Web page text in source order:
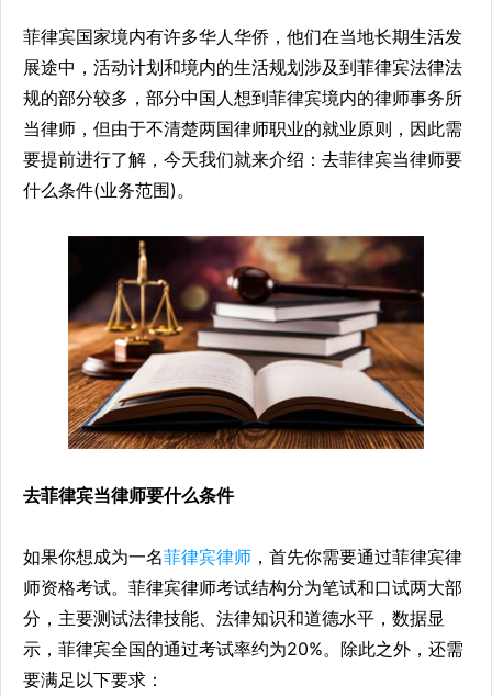
菲律宾国家境内有许多华人华侨，他们在当地长期生活发
展途中，活动计划和境内的生活规划涉及到菲律宾法律法
规的部分较多，部分中国人想到菲律宾境内的律师事务所
当律师，但由于不清楚两国律师职业的就业原则，因此需
要提前进行了解，今天我们就来介绍：去菲律宾当律师要
什么条件(业务范围)。
去菲律宾当律师要什么条件
如果你想成为一名菲律宾律师 ，首先你需要通过菲律宾律
师资格考试。菲律宾律师考试结构分为笔试和口试两大部
分，主要测试法律技能、法律知识和道德水平，数据显
示，菲律宾全国的通过考试率约为20%。除此之外，还需
要满足以下要求：